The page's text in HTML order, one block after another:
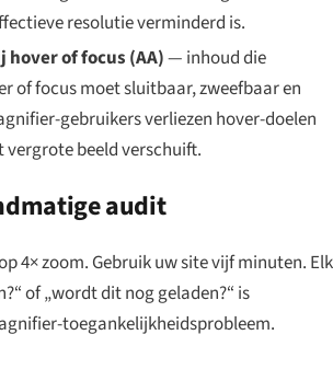
resolutie verminderd is.
hover of focus (AA)— inhoud die
of focus moet sluitbaar, zweefbaar en
gebruikers verliezen hover-doelen
vergrote beeld verschuift.
audit
4× zoom. Gebruik uw site vijf minuten. Elk
of „wordt dit nog geladen?“ is
toegankelijkheidsprobleem.